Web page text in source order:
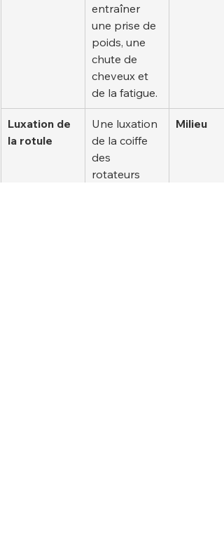
entraîner
une prise de
poids, une
chute de
cheveux et
de la fatigue.
Luxation de
la rotule
Une luxation
de la coiffe
des
rotateurs
Milieu